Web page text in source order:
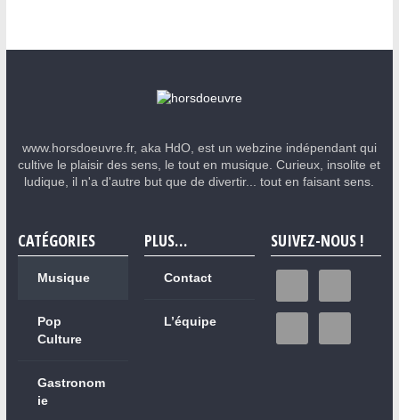
www.horsdoeuvre.fr, aka HdO, est un webzine indépendant qui
cultive le plaisir des sens, le tout en musique. Curieux, insolite et
ludique, il n'a d'autre but que de divertir... tout en faisant sens.
CATÉGORIES
Musique
Pop
Culture
Gastronom
ie
PLUS…
Contact
L’équipe
SUIVEZ-NOUS !